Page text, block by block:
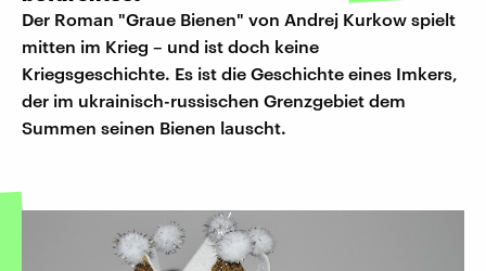
Der Roman "Graue Bienen" von Andrej Kurkow spielt
mitten im Krieg – und ist doch keine
Kriegsgeschichte. Es ist die Geschichte eines Imkers,
der im ukrainisch-russischen Grenzgebiet dem
Summen seinen Bienen lauscht.